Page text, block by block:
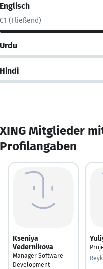
Englisch
C1 (Fließend)
Urdu
Hindi
XING Mitglieder
Profilangaben
Kseniya
Vedernikova
Manager Software
Development